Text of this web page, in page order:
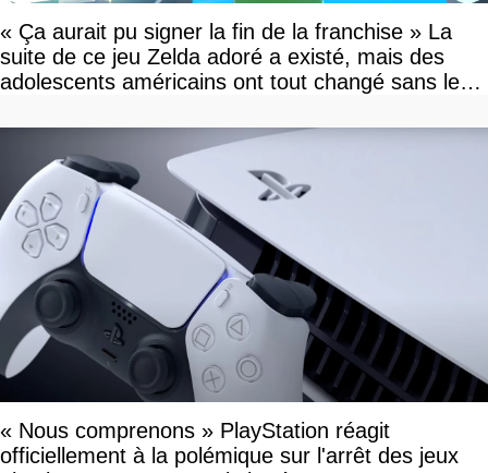
« Ça aurait pu signer la fin de la franchise » La
suite de ce jeu Zelda adoré a existé, mais des
adolescents américains ont tout changé sans le
« Nous comprenons » PlayStation réagit
officiellement à la polémique sur l'arrêt des jeux